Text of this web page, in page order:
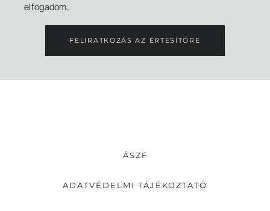
elfogadom.
FELIRATKOZÁS AZ ÉRTESÍTŐRE
ÁSZF
ADATVÉDELMI TÁJÉKOZTATÓ